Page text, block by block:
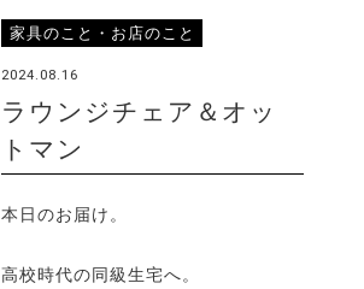
家具のこと・お店のこと
2024.08.16
ラウンジチェア＆オッ
トマン
本日のお届け。
高校時代の同級生宅へ。